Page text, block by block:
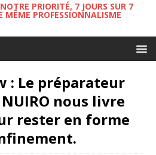
PRIORITÉ, 7 JOURS SUR 7
MÊME PROFESSIONNALISME
: Le préparateur
nous livre
rester en forme